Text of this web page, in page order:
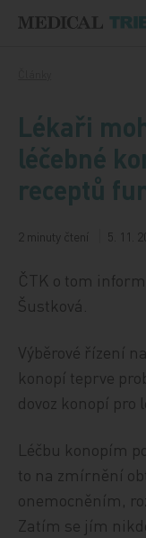
Lékaři
léčebné
receptů
2 minuty čtení 5. 11.
ČTK o tom
Šustková.
Výběrové řízení
konopí teprve
dovoz konopí pro
Léčbu konopím
to na zmírnění
onemocněním,
Zatím se jím